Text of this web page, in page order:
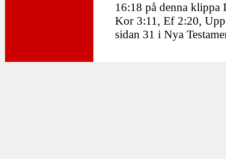
16:18 på denna klippa
Kor 3:11, Ef 2:20,
sidan 31 i Nya